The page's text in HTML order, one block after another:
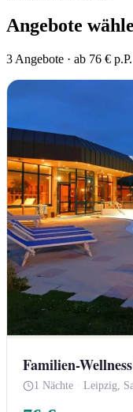
Angebote
3 Angebote · ab 76 € p.P.
Familien-
1 Nächte · Leipzig,